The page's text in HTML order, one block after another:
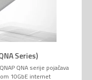
Series)
QNA serije pojačava
10GbE internet